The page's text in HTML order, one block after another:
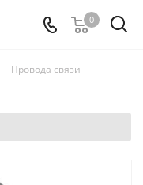
0
- Провода связи